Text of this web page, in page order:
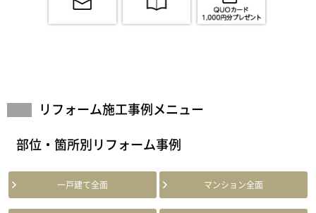
リフォーム施工事例メニュー
部位・箇所別リフォーム事例
一戸建て全面 マンション全面